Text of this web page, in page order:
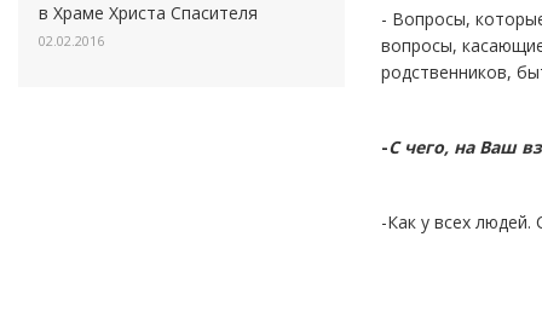
в Храме Христа Спасителя
02.02.2016
- Вопросы,
вопросы,
родственников,
-С чего, на Ваш
-Как у всех людей.